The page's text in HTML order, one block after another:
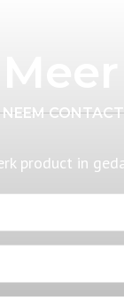
NEEM
product in